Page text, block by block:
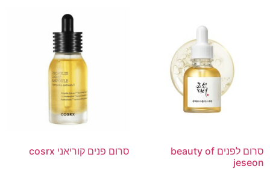
סרום לפנים beauty of
jeseon
סרום פנים קוריאני cosrx